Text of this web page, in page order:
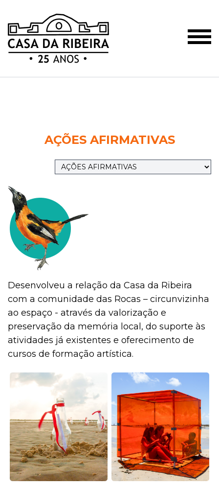
AÇÕES AFIRMATIVAS
Desenvolveu a relação da Casa da Ribeira
com a comunidade das Rocas – circunvizinha
ao espaço - através da valorização e
preservação da memória local, do suporte às
atividades já existentes e oferecimento de
cursos de formação artística.